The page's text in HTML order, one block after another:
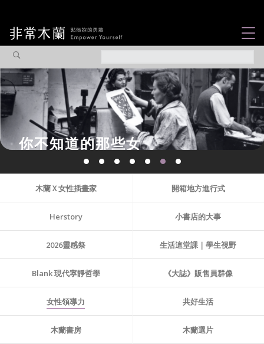
觀點專欄
焦點企劃
社會企業
認識我們
你不知道的那些女
性故事...
木蘭Ｘ女性插畫家 開箱地方進行式
Herstory 小書店的大事
2026靈感祭 生活這堂課｜學生視野
Blank 現代寧靜哲學 《大誌》販售員群像
女性領導力 共好生活
木蘭書房 木蘭選片